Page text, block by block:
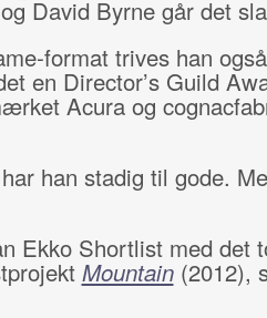
David Byrne går det
format trives han
en Director’s Guild
Acura og
han stadig til gode.
Ekko Shortlist med det
Mountain(2012),